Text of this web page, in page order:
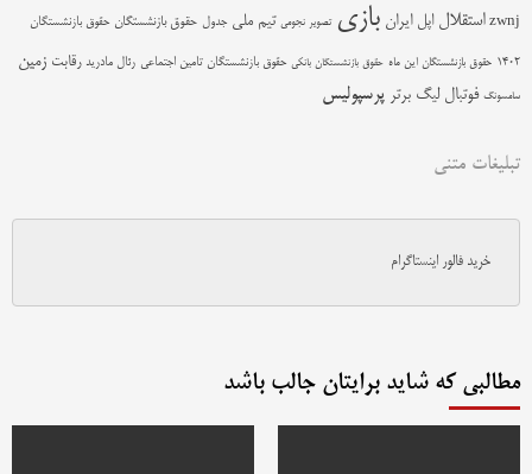
zwnj استقلال اپل ایران بازی تصویر نجومی تیم ملی جدول حقوق بازنشستگان حقوق بازنشستگان
1402 حقوق بازنشستگان این ماه حقوق بازنشستگان بانکی حقوق بازنشستگان تامین اجتماعی رئال مادرید رقابت زمین
سامسونگ فوتبال لیگ برتر پرسپولیس
تبلیغات متنی
خرید فالور اینستاگرام
مطالبی که شاید برایتان جالب باشد